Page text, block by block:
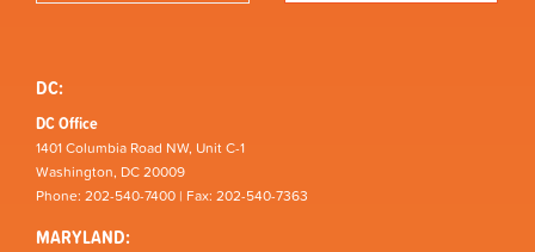
DC:
DC Office
1401 Columbia Road NW, Unit C-1
Washington, DC 20009
Phone: 202-540-7400 | Fax: 202-540-7363
MARYLAND: